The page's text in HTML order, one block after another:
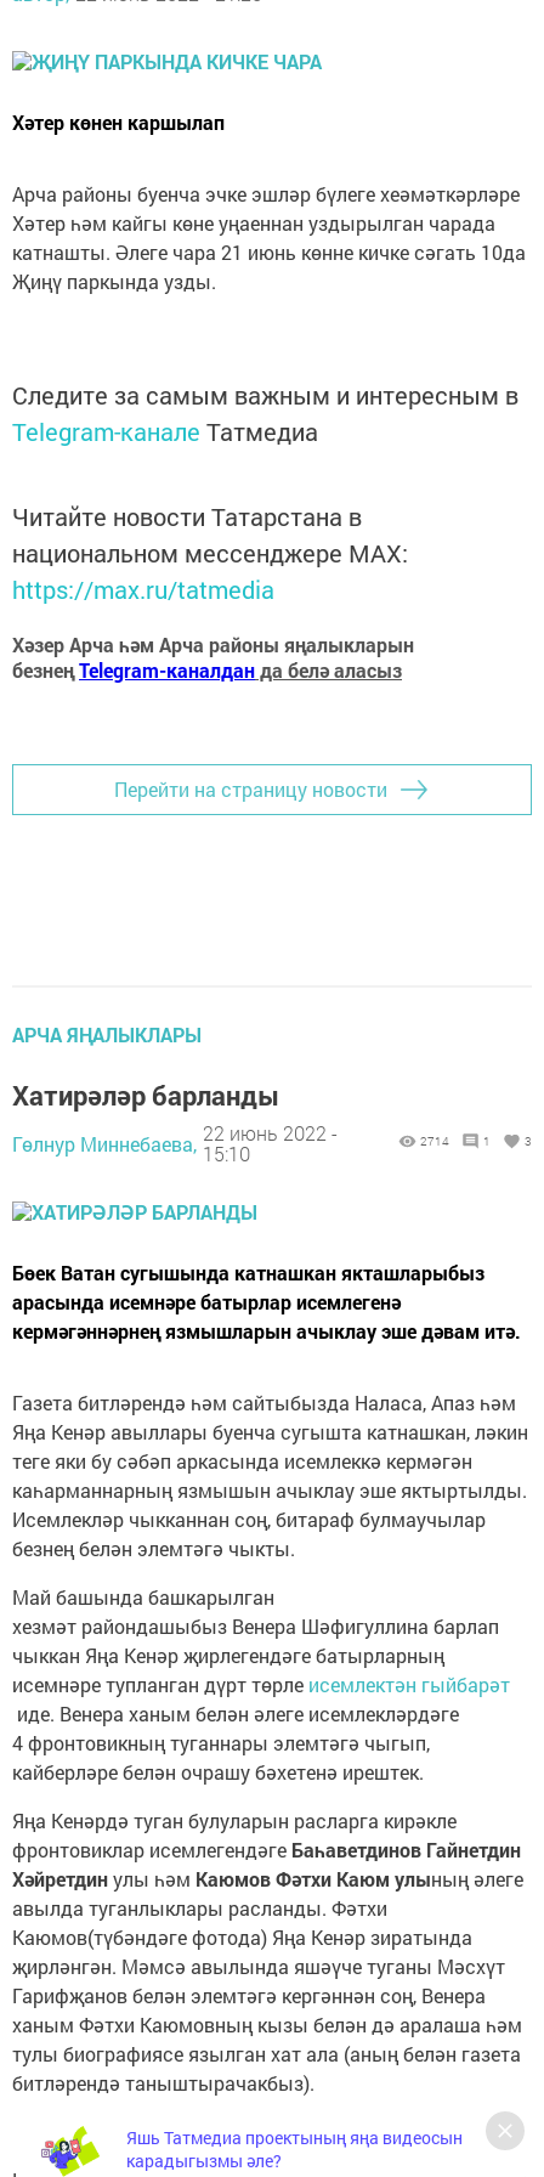
Хәтер көнен каршылап
Арча районы буенча эчке эшләр бүлеге хеәмәткәрләре
Хәтер һәм кайгы көне уңаеннан уздырылган чарада
катнашты. Әлеге чара 21 июнь көнне кичке сәгать 10да
Җиңү паркында узды.
Следите за самым важным и интересным в
Telegram-канале Татмедиа
Читайте новости Татарстана в
национальном мессенджере MАХ:
https://max.ru/tatmedia
Хәзер Арча һәм Арча районы яңалыкларын
безнеңTelegram-каналданда белә аласыз
Перейти на страницу новости
АРЧА ЯҢАЛЫКЛАРЫ
Хатирәләр барланды
Гөлнур Миннебаева, 22 июнь 2022 -
15:10
2714 1 3
Бөек Ватан сугышында катнашкан якташларыбыз
арасында исемнәре батырлар исемлегенә
кермәгәннәрнең язмышларын ачыклау эше дәвам итә.
Газета битләрендә һәм сайтыбызда Наласа, Апаз һәм
Яңа Кенәр авыллары буенча сугышта катнашкан, ләкин
теге яки бу сәбәп аркасында исемлеккә кермәгән
каһарманнарның язмышын ачыклау эше яктыртылды.
Исемлекләр чыкканнан соң, битараф булмаучылар
безнең белән элемтәгә чыкты.
Май башында башкарылган
хезмәт райондашыбыз Венера Шәфигуллина барлап
чыккан Яңа Кенәр җирлегендәге батырларның
исемнәре тупланган дүрт төрле исемлектән гыйбарәт
иде. Венера ханым белән әлеге исемлекләрдәге
4 фронтовикның туганнары элемтәгә чыгып,
кайберләре белән очрашу бәхетенә ирештек.
Яңа Кенәрдә туган булуларын расларга кирәкле
фронтовиклар исемлегендәге Баһаветдинов Гайнетдин
Хәйретдинулы һәм Каюмов Фәтхи Каюм улының әлеге
авылда туганлыклары расланды. Фәтхи
Каюмов(түбәндәге фотода) Яңа Кенәр зиратында
җирләнгән. Мәмсә авылында яшәүче туганы Мәсхүт
Гарифҗанов белән элемтәгә кергәннән соң, Венера
ханым Фәтхи Каюмовның кызы белән дә аралаша һәм
тулы биографиясе язылган хат ала (аның белән газета
битләрендә таныштырачакбыз).
Яшь Татмедиа проектының яңа видеосын
карадыгызмы әле?